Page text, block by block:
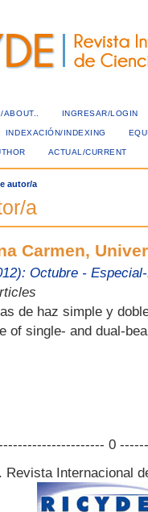
INGRESAR/LOGIN
INDEXACIÓN/INDEXING
ACTUAL/CURRENT
autor/a
a
Carmen,
Octubre -
de haz simple y
of single- and dual-
0
Revista Internacional